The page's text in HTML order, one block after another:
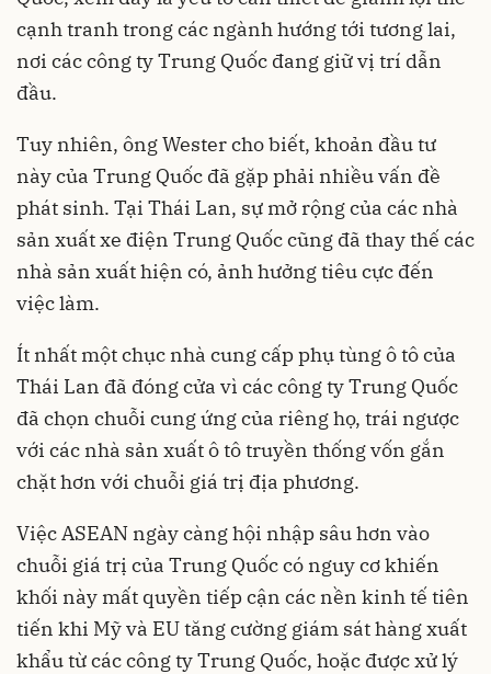
cạnh tranh trong các ngành hướng tới tương lai,
nơi các công ty Trung Quốc đang giữ vị trí dẫn
đầu.
Tuy nhiên, ông Wester cho biết, khoản đầu tư
này của Trung Quốc đã gặp phải nhiều vấn đề
phát sinh. Tại Thái Lan, sự mở rộng của các nhà
sản xuất xe điện Trung Quốc cũng đã thay thế các
nhà sản xuất hiện có, ảnh hưởng tiêu cực đến
việc làm.
Ít nhất một chục nhà cung cấp phụ tùng ô tô của
Thái Lan đã đóng cửa vì các công ty Trung Quốc
đã chọn chuỗi cung ứng của riêng họ, trái ngược
với các nhà sản xuất ô tô truyền thống vốn gắn
chặt hơn với chuỗi giá trị địa phương.
Việc ASEAN ngày càng hội nhập sâu hơn vào
chuỗi giá trị của Trung Quốc có nguy cơ khiến
khối này mất quyền tiếp cận các nền kinh tế tiên
tiến khi Mỹ và EU tăng cường giám sát hàng xuất
khẩu từ các công ty Trung Quốc, hoặc được xử lý